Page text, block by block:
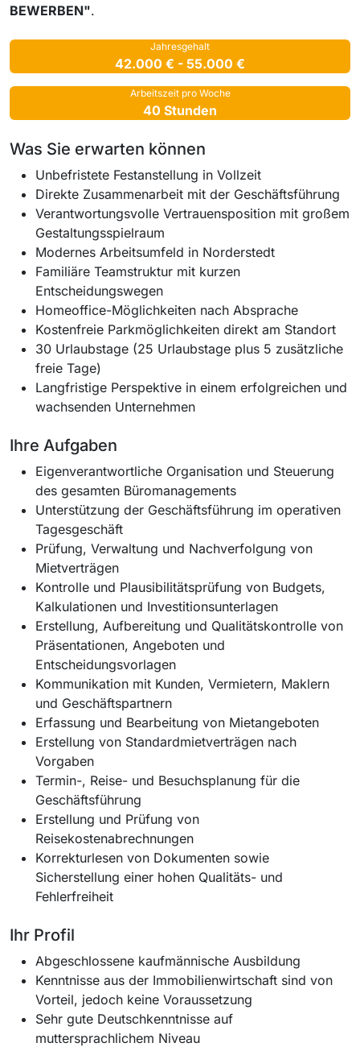
BEWERBEN".
Jahresgehalt
42.000 € - 55.000 €
Arbeitszeit pro Woche
40 Stunden
Was Sie erwarten können
Unbefristete Festanstellung in Vollzeit
Direkte Zusammenarbeit mit der Geschäftsführung
Verantwortungsvolle Vertrauensposition mit großem
Gestaltungsspielraum
Modernes Arbeitsumfeld in Norderstedt
Familiäre Teamstruktur mit kurzen
Entscheidungswegen
Homeoffice-Möglichkeiten nach Absprache
Kostenfreie Parkmöglichkeiten direkt am Standort
30 Urlaubstage (25 Urlaubstage plus 5 zusätzliche
freie Tage)
Langfristige Perspektive in einem erfolgreichen und
wachsenden Unternehmen
Ihre Aufgaben
Eigenverantwortliche Organisation und Steuerung
des gesamten Büromanagements
Unterstützung der Geschäftsführung im operativen
Tagesgeschäft
Prüfung, Verwaltung und Nachverfolgung von
Mietverträgen
Kontrolle und Plausibilitätsprüfung von Budgets,
Kalkulationen und Investitionsunterlagen
Erstellung, Aufbereitung und Qualitätskontrolle von
Präsentationen, Angeboten und
Entscheidungsvorlagen
Kommunikation mit Kunden, Vermietern, Maklern
und Geschäftspartnern
Erfassung und Bearbeitung von Mietangeboten
Erstellung von Standardmietverträgen nach
Vorgaben
Termin-, Reise- und Besuchsplanung für die
Geschäftsführung
Erstellung und Prüfung von
Reisekostenabrechnungen
Korrekturlesen von Dokumenten sowie
Sicherstellung einer hohen Qualitäts- und
Fehlerfreiheit
Ihr Profil
Abgeschlossene kaufmännische Ausbildung
Kenntnisse aus der Immobilienwirtschaft sind von
Vorteil, jedoch keine Voraussetzung
Sehr gute Deutschkenntnisse auf
muttersprachlichem Niveau